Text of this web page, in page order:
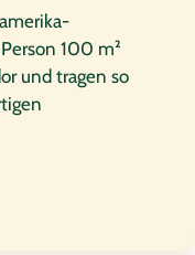
100 m²
und tragen so